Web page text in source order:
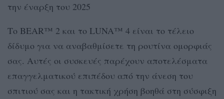
την έναρξη του 2025
Το BEAR™ 2 και το LUNA™ 4 είναι το τέλειο
δίδυμο για να αναβαθμίσετε τη ρουτίνα ομορφιάς
σας. Αυτές οι συσκευές παρέχουν αποτελέσματα
επαγγελματικού επιπέδου από την άνεση του
σπιτιού σας και η τακτική χρήση βοηθά στη σύσφιξη